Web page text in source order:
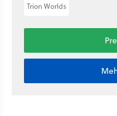
Trion Worlds